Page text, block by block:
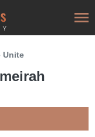
Unite